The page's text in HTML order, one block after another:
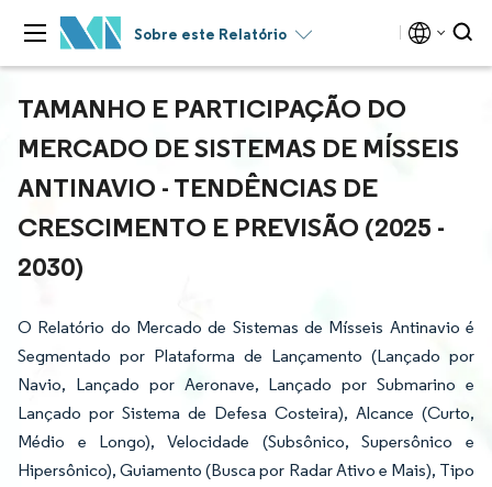
Sobre este Relatório
TAMANHO E PARTICIPAÇÃO DO
MERCADO DE SISTEMAS DE MÍSSEIS
ANTINAVIO - TENDÊNCIAS DE
CRESCIMENTO E PREVISÃO (2025 -
2030)
O Relatório do Mercado de Sistemas de Mísseis Antinavio é
Segmentado por Plataforma de Lançamento (Lançado por
Navio, Lançado por Aeronave, Lançado por Submarino e
Lançado por Sistema de Defesa Costeira), Alcance (Curto,
Médio e Longo), Velocidade (Subsônico, Supersônico e
Hipersônico), Guiamento (Busca por Radar Ativo e Mais), Tipo